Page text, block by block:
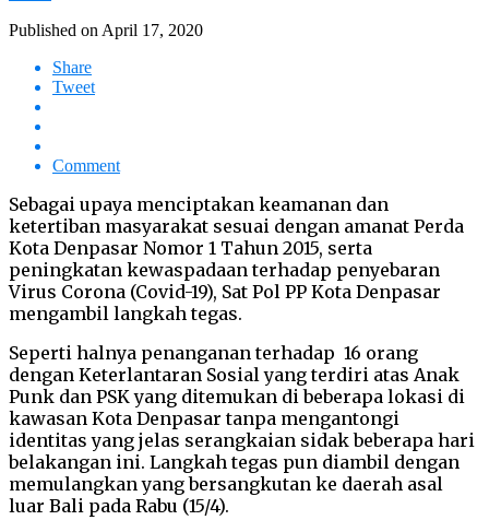
Published on April 17, 2020
Share
Tweet
Comment
Sebagai upaya menciptakan keamanan dan
ketertiban masyarakat sesuai dengan amanat Perda
Kota Denpasar Nomor 1 Tahun 2015, serta
peningkatan kewaspadaan terhadap penyebaran
Virus Corona (Covid-19), Sat Pol PP Kota Denpasar
mengambil langkah tegas.
Seperti halnya penanganan terhadap 16 orang
dengan Keterlantaran Sosial yang terdiri atas Anak
Punk dan PSK yang ditemukan di beberapa lokasi di
kawasan Kota Denpasar tanpa mengantongi
identitas yang jelas serangkaian sidak beberapa hari
belakangan ini. Langkah tegas pun diambil dengan
memulangkan yang bersangkutan ke daerah asal
luar Bali pada Rabu (15/4).